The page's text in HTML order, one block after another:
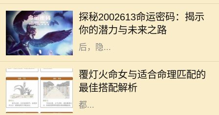
探秘2002613命运密码：揭示
你的潜力与未来之路
着深厚的文化象征与个人命运的微妙
联系。今天我们将要探讨的数字是
2002613，这个单一的数字组合背
后，隐...
覆灯火命女与适合命理匹配的
最佳搭配解析
在中国传统命理学中，命理之间的配
合常常决定了一个人的运势与生活发
展。而覆灯火命女作为独特的命理类
型，其性格特征、人生观念和价值观
都...
1917年，这一年在历史的长河中显得